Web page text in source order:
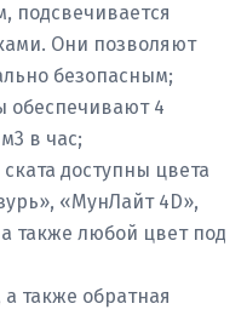
подсвечивается
Они позволяют
безопасным;
обеспечивают 4
в час;
доступны цвета
«МунЛайт 4D»,
также любой цвет под
также обратная